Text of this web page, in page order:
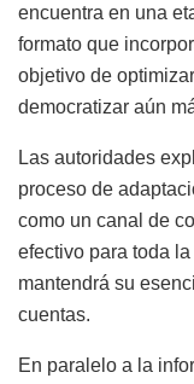
encuentra en una
formato que
objetivo de
democratizar aún
Las autoridades
proceso de
como un canal de
efectivo para toda
mantendrá su
cuentas.
En paralelo a la